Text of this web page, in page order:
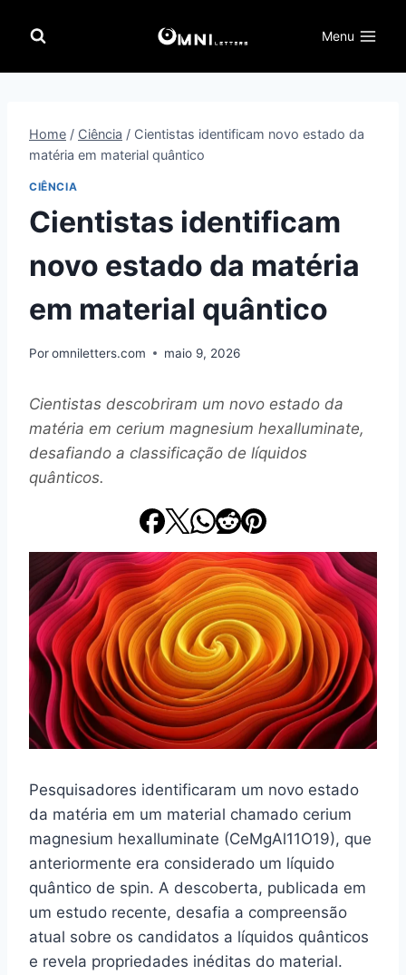
para
Menu
Home / Ciência / Cientistas identificam novo estado da
matéria em material quântico
CIÊNCIA
Cientistas identificam
novo estado da matéria
em material quântico
Poromniletters.com maio 9, 2026
Cientistas descobriram um novo estado da
matéria em cerium magnesium hexalluminate,
desafiando a classificação de líquidos
quânticos.
Pesquisadores identificaram um novo estado
da matéria em um material chamado cerium
magnesium hexalluminate (CeMgAl11O19), que
anteriormente era considerado um líquido
quântico de spin. A descoberta, publicada em
um estudo recente, desafia a compreensão
atual sobre os candidatos a líquidos quânticos
e revela propriedades inéditas do material.